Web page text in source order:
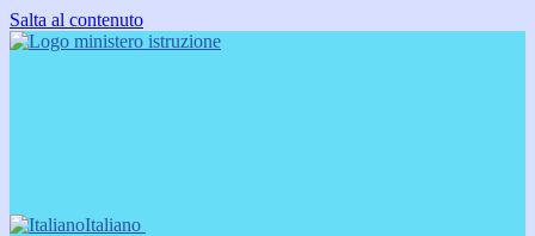
Salta al contenuto
Italiano